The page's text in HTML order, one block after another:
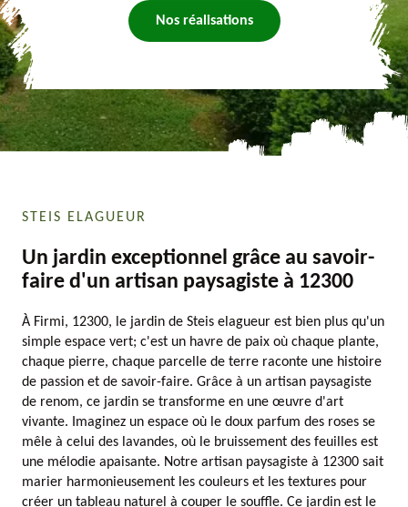
Nos réalisations
STEIS ELAGUEUR
Un jardin exceptionnel grâce au savoir-
faire d'un artisan paysagiste à 12300
À Firmi, 12300, le jardin de Steis elagueur est bien plus qu'un
simple espace vert; c'est un havre de paix où chaque plante,
chaque pierre, chaque parcelle de terre raconte une histoire
de passion et de savoir-faire. Grâce à un artisan paysagiste
de renom, ce jardin se transforme en une œuvre d'art
vivante. Imaginez un espace où le doux parfum des roses se
mêle à celui des lavandes, où le bruissement des feuilles est
une mélodie apaisante. Notre artisan paysagiste à 12300 sait
marier harmonieusement les couleurs et les textures pour
créer un tableau naturel à couper le souffle. Ce jardin est le